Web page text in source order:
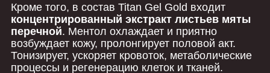
Кроме того, в состав Titan Gel Gold входит
концентрированный экстракт листьев мяты
перечной. Ментол охлаждает и приятно
возбуждает кожу, пролонгирует половой акт.
Тонизирует, ускоряет кровоток, метаболические
процессы и регенерацию клеток и тканей.